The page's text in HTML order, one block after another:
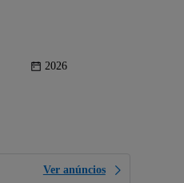
2026
Ver anúncios